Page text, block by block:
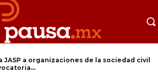
JASP a organizaciones de la sociedad civil